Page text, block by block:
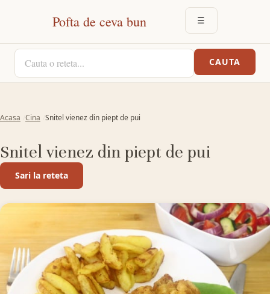
Pofta de ceva bun ☰DESCHIDE
CAUTA O RETETA
CAUTA
Acasa Cina Snitel vienez din piept de pui
Snitel vienez din piept de pui
Sari la reteta